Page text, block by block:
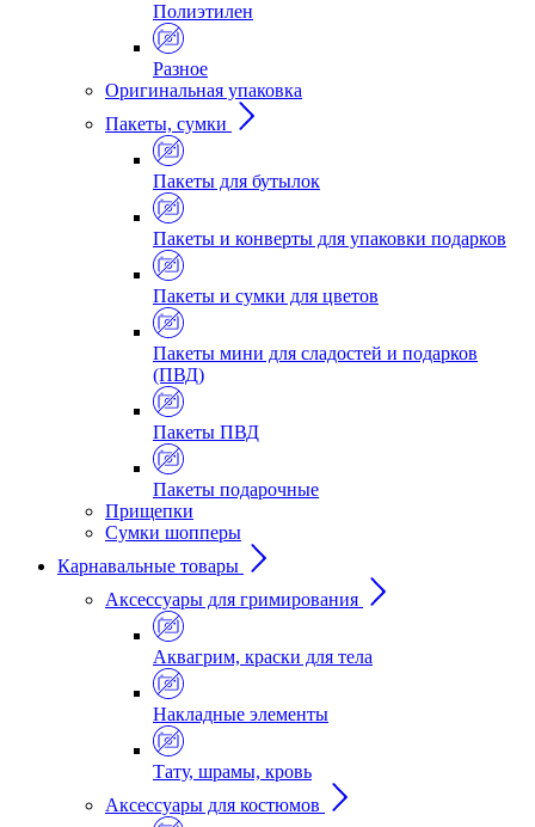
Полиэтилен
Разное
Оригинальная упаковка
Пакеты, сумки
Пакеты для бутылок
Пакеты и конверты для упаковки подарков
Пакеты и сумки для цветов
Пакеты мини для сладостей и подарков
(ПВД)
Пакеты ПВД
Пакеты подарочные
Прищепки
Сумки шопперы
Карнавальные товары
Аксессуары для гримирования
Аквагрим, краски для тела
Накладные элементы
Тату, шрамы, кровь
Аксессуары для костюмов